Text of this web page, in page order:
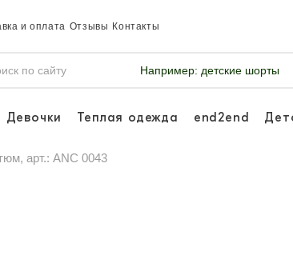
и оплата Отзывы Контакты
Например: детские шорты
Девочки Теплая одежда end2end
арт.: ANC 0043